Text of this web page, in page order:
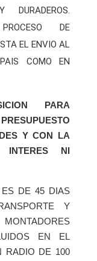
DURADEROS.
DE
EL ENVIO AL
COMO EN
PARA
Y CON LA
INTERES NI
DE 45 DIAS
Y
EN EL
RADIO DE 100